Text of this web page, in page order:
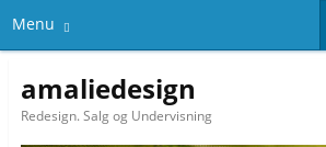
Menu
amaliedesign
Redesign. Salg og Undervisning